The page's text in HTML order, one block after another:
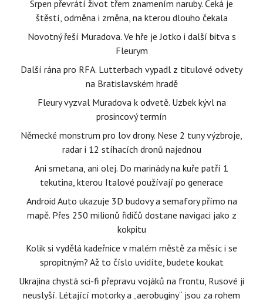
Srpen převrátí život třem znamením naruby. Čeká je
štěstí, odměna i změna, na kterou dlouho čekala
Novotný řeší Muradova. Ve hře je Jotko i další bitva s
Fleurym
Další rána pro RFA. Lutterbach vypadl z titulové odvety
na Bratislavském hradě
Fleury vyzval Muradova k odvetě. Uzbek kývl na
prosincový termín
Německé monstrum pro lov drony. Nese 2 tuny výzbroje,
radar i 12 stíhacích dronů najednou
Ani smetana, ani olej. Do marinády na kuře patří 1
tekutina, kterou Italové používají po generace
Android Auto ukazuje 3D budovy a semafory přímo na
mapě. Přes 250 milionů řidičů dostane navigaci jako z
kokpitu
Kolik si vydělá kadeřnice v malém městě za měsíc i se
spropitným? Až to číslo uvidíte, budete koukat
Ukrajina chystá sci-fi přepravu vojáků na frontu, Rusové ji
neuslyší. Létající motorky a „aerobuginy“ jsou za rohem